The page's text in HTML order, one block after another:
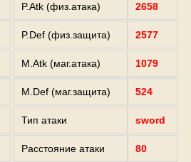
P.Atk (физ.атака) 2658
P.Def (физ.защита) 2577
M.Atk (маг.атака) 1079
M.Def (маг.защита) 524
Тип атаки sword
Расстояние атаки 80